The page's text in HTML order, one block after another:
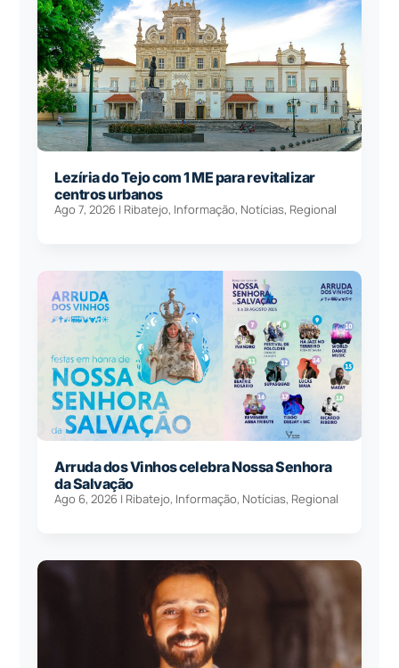
Lezíria do Tejo com 1 ME para revitalizar
centros urbanos
Ago 7, 2026 | Ribatejo, Informação, Notícias, Regional
Arruda dos Vinhos celebra Nossa Senhora
da Salvação
Ago 6, 2026 | Ribatejo, Informação, Notícias, Regional